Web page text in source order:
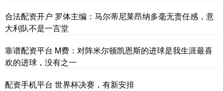
合法配资开户 罗体主编：马尔蒂尼莱昂纳多毫无责任感，意
大利队不是一言堂
靠谱配资平台 M费：对阵米尔顿凯恩斯的进球是我生涯最喜
欢的进球，没有之一
配资手机平台 世界杯决赛，有新安排